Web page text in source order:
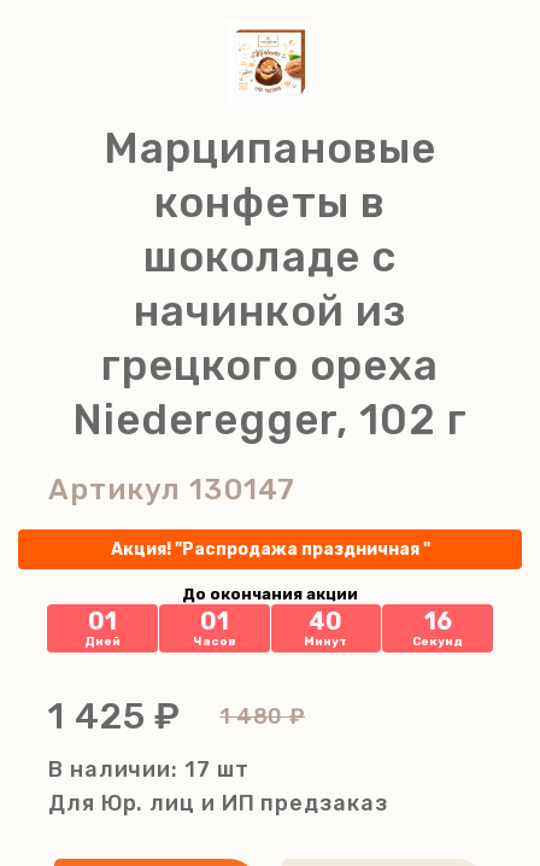
Марципановые
конфеты в
шоколаде с
начинкой из
грецкого ореха
Niederegger, 102 г
Артикул130147
Акция! "Распродажа праздничная "
До окончания акции
01
Дней
01
Часов
40
Минут
15
Секунд
1 425 ₽
1 480 ₽
В наличии: 17 шт
Для Юр. лиц и ИП предзаказ